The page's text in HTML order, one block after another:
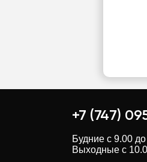
+7 (747)
Будние с 9.00
Выходные с